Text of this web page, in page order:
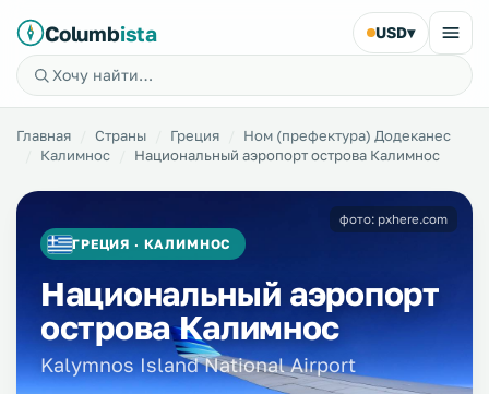
Columbista USD▾
Главная Страны Греция
Ном (префектура) Додеканес
Калимнос
Национальный аэропорт острова Калимнос
ГРЕЦИЯ · КАЛИМНОС
Национальный аэропорт
острова Калимнос
Kalymnos Island National Airport
фото: pxhere.com